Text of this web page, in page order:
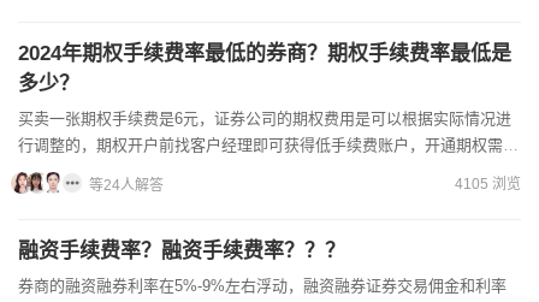
2024年期权手续费率最低的券商？期权手续费率最低是
多少？
买卖一张期权手续费是6元，证券公司的期权费用是可以根据实际情况进
行调整的，期权开户前找客户经理即可获得低手续费账户，开通期权需带
上身份证和银行卡，到券商柜台进行办理。期权是单向合约，期...
等24人解答 4105 浏览
融资手续费率？融资手续费率？？？
券商的融资融券利率在5%-9%左右浮动，融资融券证券交易佣金和利率